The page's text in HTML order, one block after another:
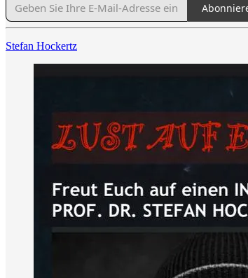
Stefan Hockertz